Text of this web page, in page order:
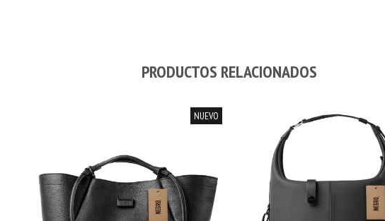
PRODUCTOS RELACIONADOS
NUEVO